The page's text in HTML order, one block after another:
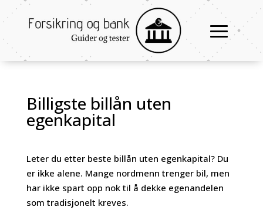
Billigste billån uten
egenkapital
Leter du etter beste billån uten egenkapital? Du
er ikke alene. Mange nordmenn trenger bil, men
har ikke spart opp nok til å dekke egenandelen
som tradisjonelt kreves.